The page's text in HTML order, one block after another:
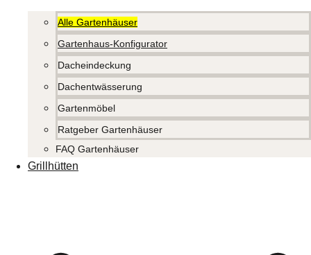
Alle Gartenhäuser
Gartenhaus-Konfigurator
Dacheindeckung
Dachentwässerung
Gartenmöbel
Ratgeber Gartenhäuser
FAQ Gartenhäuser
Grillhütten